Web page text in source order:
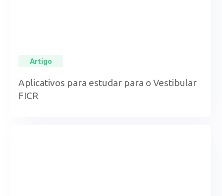
Artigo
Aplicativos para estudar para o Vestibular
FICR